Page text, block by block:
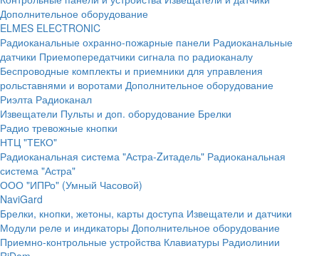
Дополнительное оборудование
ELMES ELECTRONIC
Радиоканальные охранно-пожарные панели Радиоканальные
датчики Приемопередатчики сигнала по радиоканалу
Беспроводные комплекты и приемники для управления
рольставнями и воротами Дополнительное оборудование
Риэлта Радиоканал
Извещатели Пульты и доп. оборудование Брелки
Радио тревожные кнопки
НТЦ "ТЕКО"
Радиоканальная система "Астра-Zитадель" Радиоканальная
система "Астра"
ООО "ИПРо" (Умный Часовой)
NaviGard
Брелки, кнопки, жетоны, карты доступа Извещатели и датчики
Модули реле и индикаторы Дополнительное оборудование
Приемно-контрольные устройства Клавиатуры Радиолинии